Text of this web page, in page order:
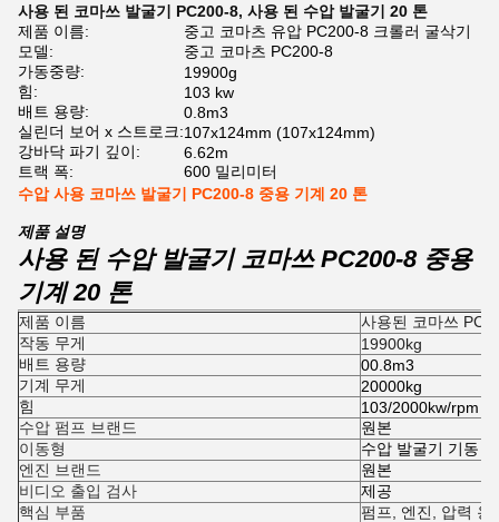
사용 된 코마쓰 발굴기 PC200-8, 사용 된 수압 발굴기 20 톤
제품 이름:
중고 코마츠 유압 PC200-8 크롤러 굴삭기
모델:
중고 코마츠 PC200-8
가동중량:
19900g
힘:
103 kw
배트 용량:
0.8m3
실린더 보어 x 스트로크:107x124mm (107x124mm)
강바닥 파기 깊이:
6.62m
트랙 폭:
600 밀리미터
수압 사용 코마쓰 발굴기 PC200-8 중용 기계 20 톤
제품 설명
사용 된 수압 발굴기 코마쓰 PC200-8 중용
기계 20 톤
제품 이름
사용된 코마쓰
작동 무게
19900kg
배트 용량
00.8m3
기계 무게
20000kg
힘
103/2000kw/rpm
수압 펌프 브랜드
원본
이동형
수압 발굴기 기동
엔진 브랜드
원본
비디오 출입 검사
제공
핵심 부품
펌프, 엔진, 압력 용